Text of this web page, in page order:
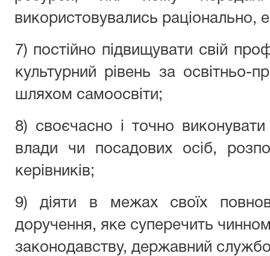
використовувались
7) постійно підвищувати свій
культурний рівень за освітньо-
шляхом самоосвіти;
8) своєчасно і точно
влади чи посадових осіб,
керівників;
9) діяти в межах своїх
доручення, яке суперечить
законодавству, державний